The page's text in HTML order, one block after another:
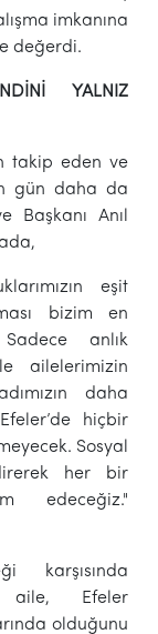
imkanına
değerdi.
YALNIZ
takip eden ve
gün daha da
Başkanı Anıl
eşit
bizim en
anlık
ailelerimizin
daha
hiçbir
Sosyal
her bir
edeceğiz."
karşısında
aile, Efeler
olduğunu